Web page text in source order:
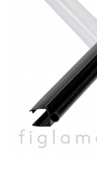
Balustrada inox / metalica
Ancore - Flanse - Placute
Fitting-uri balustrada inox
Cabluri si accesorii balustrada
Capace - dopuri capat teava
Capace mascare
Montanti echipati balustrada
Sisteme tabla perforata
Stifturi - Placute suport pentru